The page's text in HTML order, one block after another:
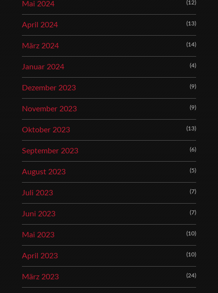
Mai 2024 (12)
April 2024 (13)
März 2024 (14)
Januar 2024 (4)
Dezember 2023 (9)
November 2023 (9)
Oktober 2023 (13)
September 2023 (6)
August 2023 (5)
Juli 2023 (7)
Juni 2023 (7)
Mai 2023 (10)
April 2023 (10)
März 2023 (24)